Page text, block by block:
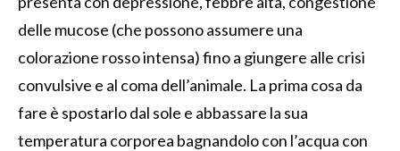
delle mucose (che possono assumere una
colorazione rosso intensa) fino a giungere alle crisi
convulsive e al coma dell’animale. La prima cosa da
fare è spostarlo dal sole e abbassare la sua
temperatura corporea bagnandolo con l’acqua con